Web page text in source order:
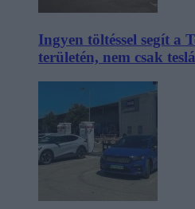
Ingyen töltéssel segít a
területén, nem csak